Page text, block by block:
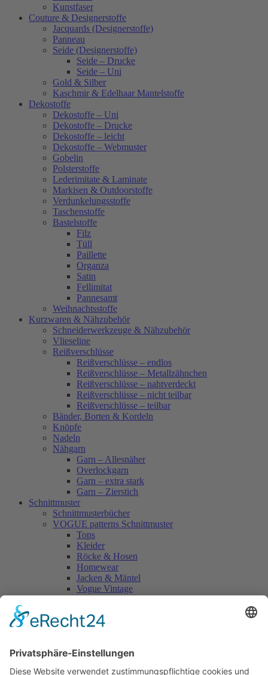
Kunstfaser
Couture & Designerstoffe
Jacquards (Designerstoffe)
Panneau
Seide (Designerstoffe)
Seide – Drucke
Seide – Uni
Gold & Silber
Kaschmir & Edelhaar Mantelstoffe
Dekostoffe
Dekostoffe – Uni
Dekostoffe – Drucke
Dekostoffe – leicht
Dekostoffe – Webmuster
Gobelin
Polsterstoffe
Lederimitate & Laminate
Markisen & Outdoorstoffe
Verdunkelungsstoffe
Taschenstoffe
Bastelstoffe
Filz
Tüll
Paillette
Organza
Satin
Fellimitat
Pannesamt
Weihnachtsstoffe
Kurzwaren & Nähzubehör
Schneiderwerkzeuge & Nähzubehör
Vlieseline
Reißverschlüsse
Reißverschlüsse – endlos
Reißverschlüsse – Metallzähnchen
Reißverschlüsse – nahtverdeckt
Reißverschlüsse – nicht teilbar
Reißverschlüsse – teilbar
Bänder, Borten & Kordeln
Knöpfe
Nadeln
Nähgarn
Garn – Allesnäher
Overlockgarn
Garn – extra stark
Garn – Zierstich
Schnittmuster
Schnittmusterbücher
VOGUE patterns Schnittmuster
Tops
Kleider
Röcke & Hosen
Homewear
Jacken & Mäntel
Vogue Vintage
Accessoires
Kleider